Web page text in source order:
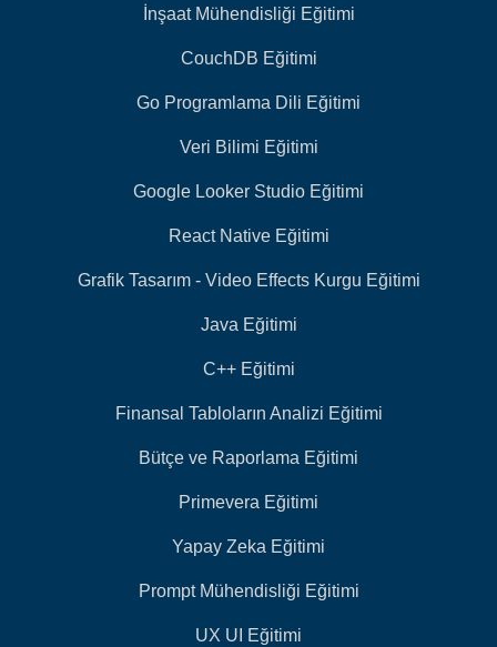
İnşaat Mühendisliği Eğitimi
CouchDB Eğitimi
Go Programlama Dili Eğitimi
Veri Bilimi Eğitimi
Google Looker Studio Eğitimi
React Native Eğitimi
Grafik Tasarım - Video Effects Kurgu Eğitimi
Java Eğitimi
C++ Eğitimi
Finansal Tabloların Analizi Eğitimi
Bütçe ve Raporlama Eğitimi
Primevera Eğitimi
Yapay Zeka Eğitimi
Prompt Mühendisliği Eğitimi
UX UI Eğitimi